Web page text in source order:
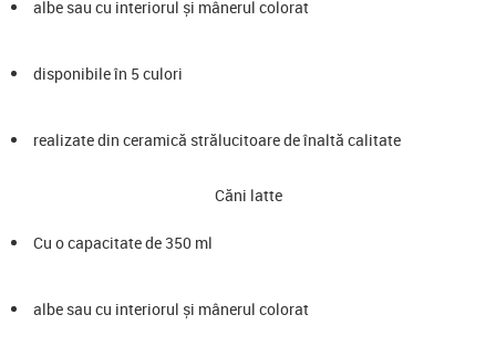
albe sau cu interiorul și mânerul colorat
disponibile în 5 culori
realizate din ceramică strălucitoare de înaltă calitate
Căni latte
Cu o capacitate de 350 ml
albe sau cu interiorul și mânerul colorat